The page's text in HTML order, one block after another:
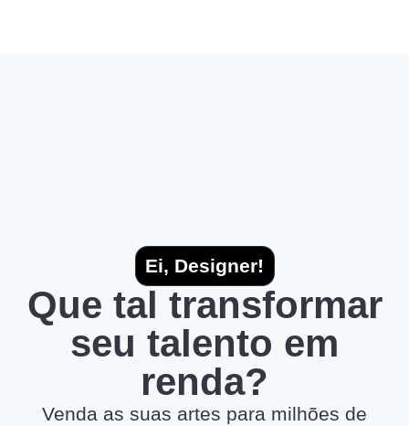
Ei, Designer!
Que tal transformar
seu talento em
renda?
Venda as suas artes para milhões de